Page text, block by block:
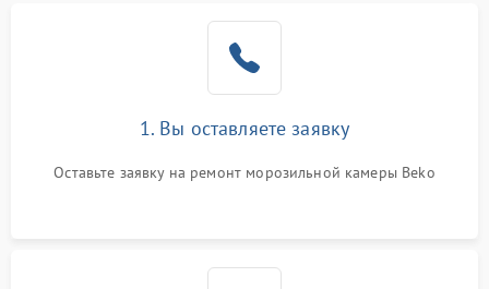
1. Вы оставляете заявку
Оставьте заявку на ремонт морозильной камеры Beko